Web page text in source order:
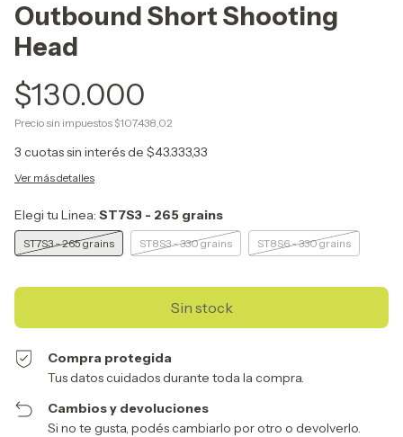
Outbound Short Shooting
Head
$130.000
Precio sin impuestos $107.438,02
3 cuotas sin interés de $43.333,33
Ver más detalles
Elegi tu Linea: ST7S3 - 265 grains
ST7S3 - 265 grains ST8S3 - 330 grains ST8S6 - 330 grains
Compra protegida
Tus datos cuidados durante toda la compra.
Cambios y devoluciones
Si no te gusta, podés cambiarlo por otro o devolverlo.